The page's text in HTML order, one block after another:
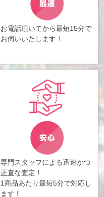
お電話頂いてから最短15分で
お伺いいたします！
専門スタッフによる迅速かつ
正直な査定！
1商品あたり最短5分で対応し
ます！